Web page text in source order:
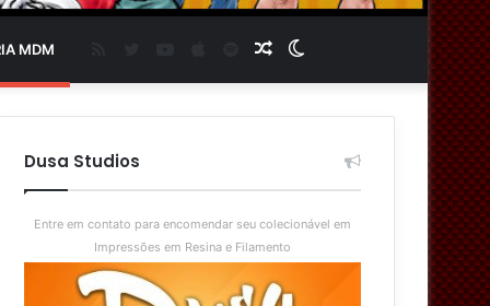
MDM
skin
Artigo
aleatório
Spotify
Dusa Studios
Entre em contato para encomendar seu colecionável em
Impressões em Resina e Filamento